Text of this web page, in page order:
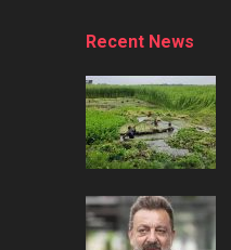
Recent News